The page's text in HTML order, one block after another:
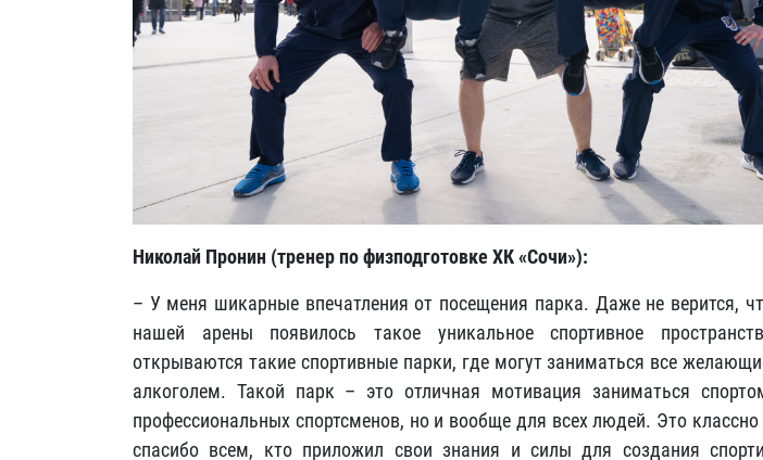
Николай Пронин (тренер по физподготовке ХК «Сочи»):
– У меня шикарные впечатления от посещения парка. Даже не верится,
нашей арены появилось такое уникальное спортивное
открываются такие спортивные парки, где могут заниматься все
алкоголем. Такой парк – это отличная мотивация заниматься
профессиональных спортсменов, но и вообще для всех людей. Это
спасибо всем, кто приложил свои знания и силы для создания